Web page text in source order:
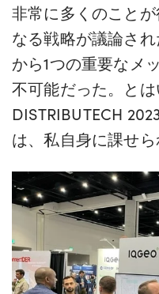
非常に多くのこと
なる戦略が議論さ
から1つの重要なメ
不可能だった。と
DISTRIBUTECH
は、私自身に課せら